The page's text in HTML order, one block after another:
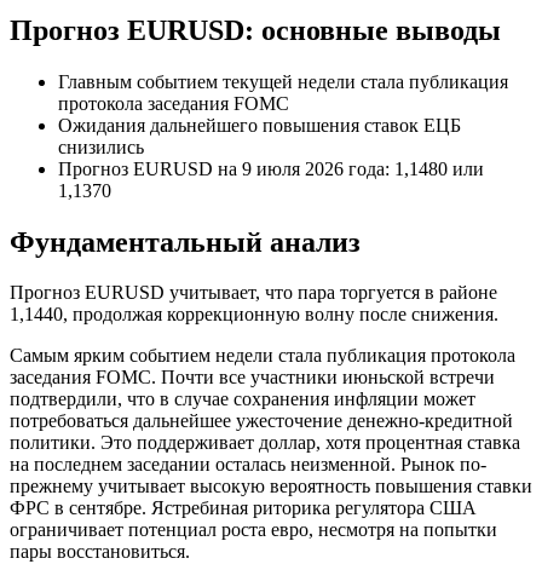
Прогноз EURUSD: основные выводы
Главным событием текущей недели стала публикация
протокола заседания FOMC
Ожидания дальнейшего повышения ставок ЕЦБ
снизились
Прогноз EURUSD на 9 июля 2026 года: 1,1480 или
1,1370
Фундаментальный анализ
Прогноз EURUSD учитывает, что пара торгуется в районе
1,1440, продолжая коррекционную волну после снижения.
Самым ярким событием недели стала публикация протокола
заседания FOMC. Почти все участники июньской встречи
подтвердили, что в случае сохранения инфляции может
потребоваться дальнейшее ужесточение денежно-кредитной
политики. Это поддерживает доллар, хотя процентная ставка
на последнем заседании осталась неизменной. Рынок по-
прежнему учитывает высокую вероятность повышения ставки
ФРС в сентябре. Ястребиная риторика регулятора США
ограничивает потенциал роста евро, несмотря на попытки
пары восстановиться.